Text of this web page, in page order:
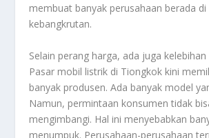
membuat banyak perusahaan berada
kebangkrutan.
Selain perang harga, ada juga kelebihan
Pasar mobil listrik di Tiongkok kini
banyak produsen. Ada banyak model
Namun, permintaan konsumen tidak
mengimbangi. Hal ini menyebabkan
menumpuk. Perusahaan-perusahaan